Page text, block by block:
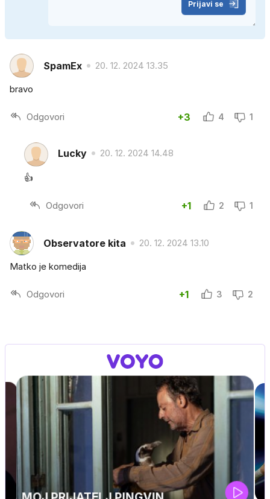
Prijavi se
SpamEx 20. 12. 2024 13.35
bravo
Odgovori +3 4 1
Lucky 20. 12. 2024 14.48
👍
Odgovori +1 2 1
Observatore kita 20. 12. 2024 13.10
Matko je komedija
Odgovori +1 3 2